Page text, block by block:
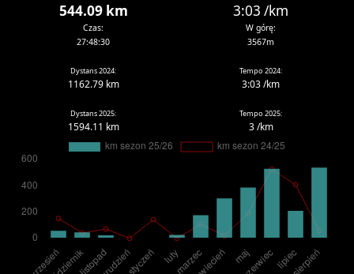
544.09 km 3:03 /km
Czas:
27:48:30
W górę:
3567m
Dystans 2024:
1162.79 km
Tempo 2024:
3:03 /km
Dystans 2025:
1594.11 km
Tempo 2025:
3 /km